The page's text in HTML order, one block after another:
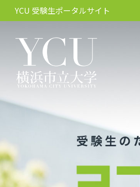
YCU 受験生ポータルサイト